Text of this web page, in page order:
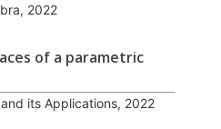
2022
of a parametric
its Applications, 2022